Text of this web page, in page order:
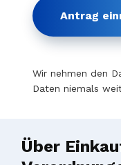
Antrag
Wir nehmen den
Daten niemals
Über